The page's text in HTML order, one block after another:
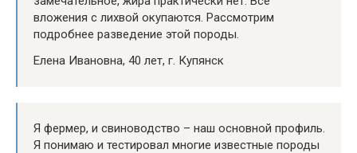
вложения с лихвой окупаются. Рассмотрим
подробнее разведение этой породы.
Елена Ивановна, 40 лет, г. Купянск
Я фермер, и свиноводство – наш основной профиль.
Я понимаю и тестировал многие известные породы